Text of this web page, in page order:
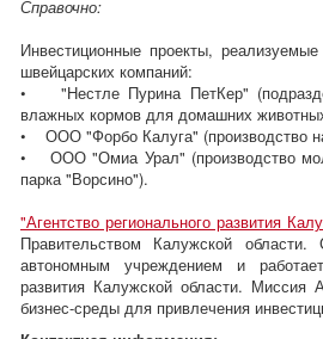
Справочно:
Инвестиционные проекты,
швейцарских компаний:
• "Нестле Пурина ПетКер"
влажных кормов для домашних
• ООО "Форбо Калуга" (производство
• ООО "Омиа Урал" (производство
парка "Ворсино").
"Агентство регионального развития
Правительством Калужской
автономным учреждением и
развития Калужской области. Миссия
бизнес-среды для привлечения